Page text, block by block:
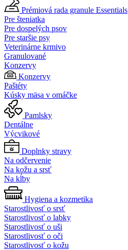
Prémiová rada granule Essentials
Pre šteniatka
Pre dospelých psov
Pre staršie psy
Veterinárne krmivo
Granulované
Konzervy
Konzervy
Paštéty
Kúsky mäsa v omáčke
Pamlsky
Dentálne
Výcvikové
Doplnky stravy
Na odčervenie
Na kožu a srsť
Na kĺby
Hygiena a kozmetika
Starostlivosť o srsť
Starostlivosť o labky
Starostlivosť o uši
Starostlivosť o oči
Starostlivosť o kožu